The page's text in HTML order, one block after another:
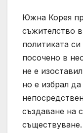
Южна Корея
съжителство
политиката
посочено в
не е
но е избрал
създаване на
съществуване.